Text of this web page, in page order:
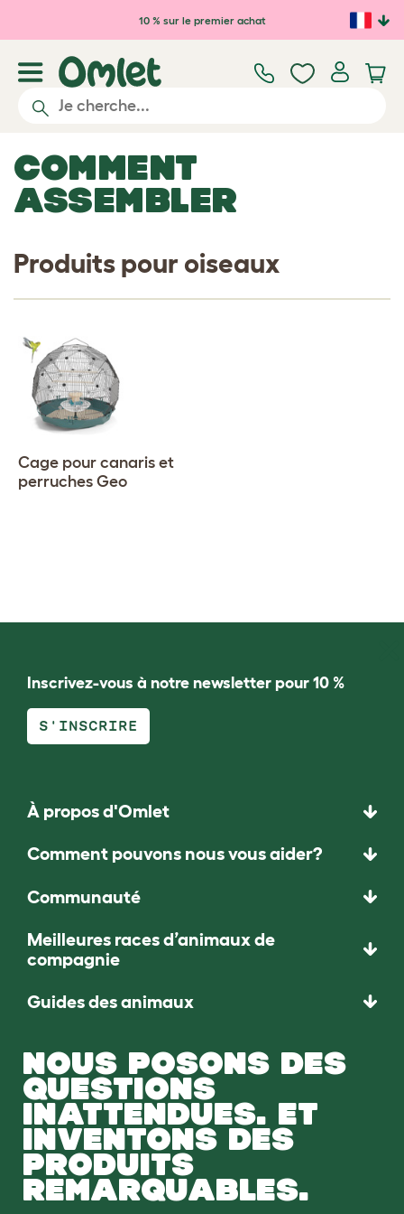
Passer au contenu principal
10 % sur le premier achat
COMMENT
ASSEMBLER
Produits pour oiseaux
Cage pour canaris et
perruches Geo
Inscrivez-vous à notre newsletter pour 10 %
S'INSCRIRE
À propos d'Omlet
Comment pouvons nous vous aider?
Communauté
Meilleures races d’animaux de
compagnie
Guides des animaux
NOUS POSONS DES
QUESTIONS
INATTENDUES. ET
INVENTONS DES
PRODUITS
REMARQUABLES.